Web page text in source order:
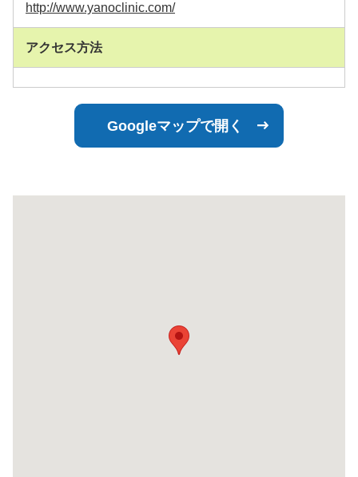
http://www.yanoclinic.com/
アクセス方法
Googleマップで開く